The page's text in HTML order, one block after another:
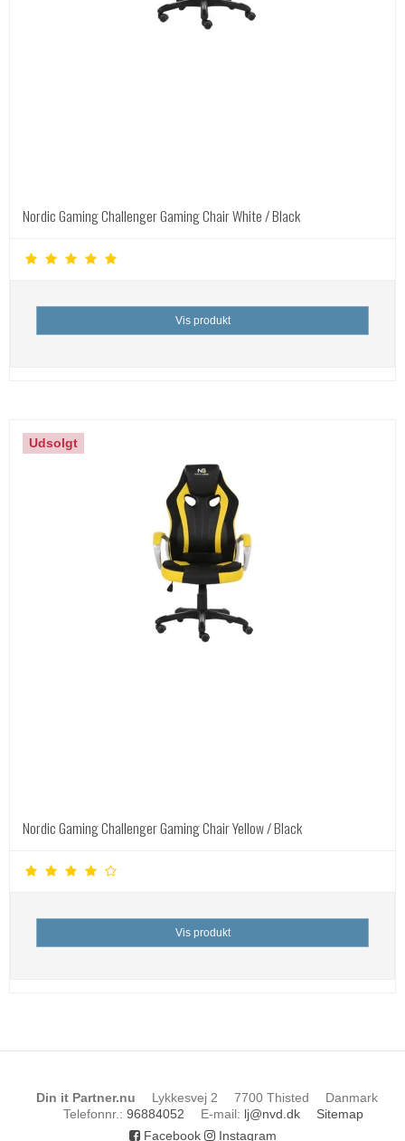
Nordic Gaming Challenger Gaming Chair White / Black
Vis produkt
Udsolgt
Nordic Gaming Challenger Gaming Chair Yellow / Black
Vis produkt
Din it Partner.nu Lykkesvej 2 7700 Thisted
Danmark
Telefonnr. : 96884052 E-mail: lj@nvd.dk
Sitemap
Facebook
Instagram